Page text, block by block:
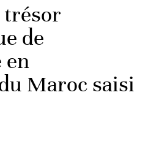
trésor
de
en
Maroc saisi